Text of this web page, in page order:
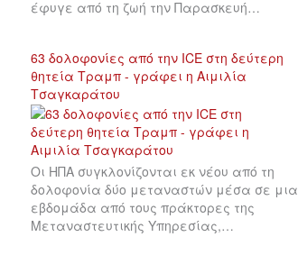
έφυγε από τη ζωή την Παρασκευή…
63 δολοφονίες από την ICE στη δεύτερη
θητεία Τραμπ - γράφει η Αιμιλία
Τσαγκαράτου
Οι ΗΠΑ συγκλονίζονται εκ νέου από τη
δολοφονία δύο μεταναστών μέσα σε μια
εβδομάδα από τους πράκτορες της
Μεταναστευτικής Υπηρεσίας,…